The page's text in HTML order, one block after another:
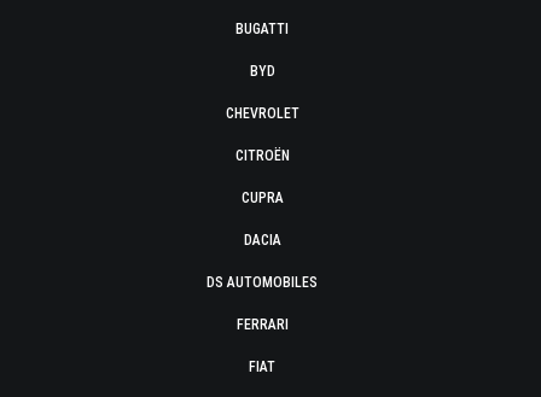
BUGATTI
BYD
CHEVROLET
CITROËN
CUPRA
DACIA
DS AUTOMOBILES
FERRARI
FIAT